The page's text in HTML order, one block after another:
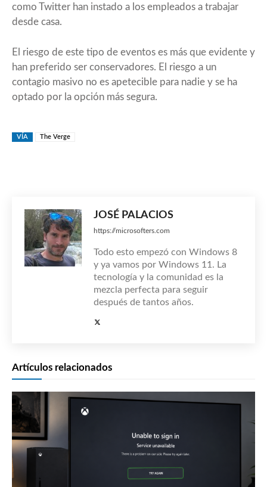
como Twitter han instado a los empleados a trabajar
desde casa.
El riesgo de este tipo de eventos es más que evidente y
han preferido ser conservadores. El riesgo a un
contagio masivo no es apetecible para nadie y se ha
optado por la opción más segura.
VÍA The Verge
JOSÉ PALACIOS
https://microsofters.com
Todo esto empezó con Windows 8
y ya vamos por Windows 11. La
tecnología y la comunidad es la
mezcla perfecta para seguir
después de tantos años.
Artículos relacionados